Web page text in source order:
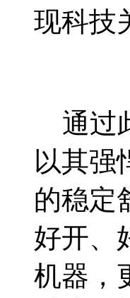
现科技
通过
以其强
的稳定
好开、
机器，